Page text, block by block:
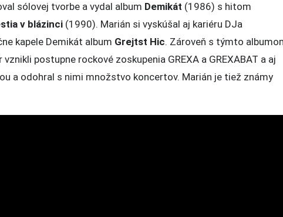
sólovej tvorbe a vydal album Demikát (1986) s hitom
v blázinci (1990). Marián si vyskúšal aj kariéru DJa
kapele Demikát album Grejtst Hic. Zároveň s týmto
postupne rockové zoskupenia GREXA a GREXABAT a aj
a odohral s nimi množstvo koncertov. Marián je tiež známy